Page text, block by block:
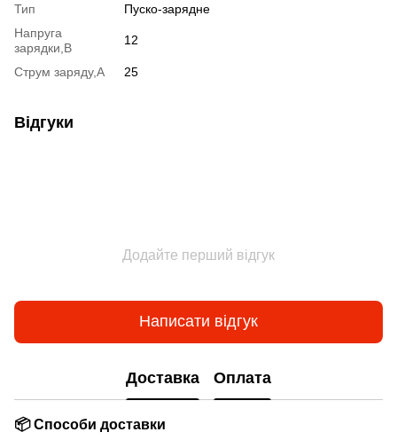
Тип
Пуско-зарядне
Напруга
зарядки,В
12
Струм заряду,А 25
Відгуки
Додайте перший відгук
Написати відгук
Доставка Оплата
📦 Способи доставки